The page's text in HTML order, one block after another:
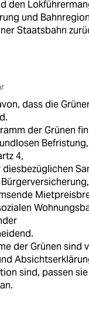
den
und
Staatsbahn
dass die
der Grünen
4,
der Grünen sind
sind, passen